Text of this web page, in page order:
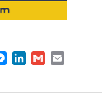
Messenger
LinkedIn
Gmail